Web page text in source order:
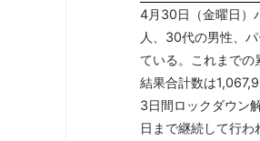
4月30日（金曜日）
人、30代の男性、
ている。これまで
結果合計数は
3日間ロックダウン
日まで継続して行わ